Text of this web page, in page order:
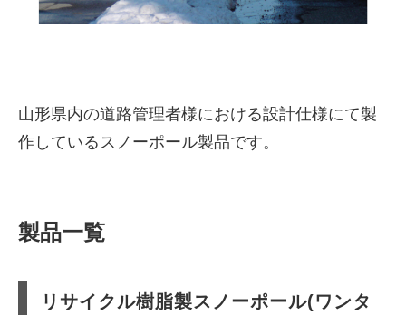
株式会社吾妻製作所 会社案
内
山形県内の道路管理者様における設計仕様にて製
作しているスノーポール製品です。
製品一覧
リサイクル樹脂製スノーポール(ワンタ